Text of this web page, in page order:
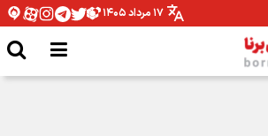
۱۷ مرداد ۱۴۰۵
نیازمند تخصیص بودجه برای اتمام پروژه ها هستیم